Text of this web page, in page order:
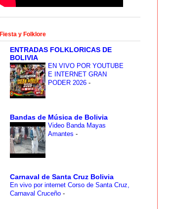
Fiesta y Folklore
ENTRADAS FOLKLORICAS DE
BOLIVIA
EN VIVO POR YOUTUBE
E INTERNET GRAN
PODER 2026 -
Bandas de Música de Bolivia
Video Banda Mayas
Amantes -
Carnaval de Santa Cruz Bolivia
En vivo por internet Corso de Santa Cruz,
Carnaval Cruceño -